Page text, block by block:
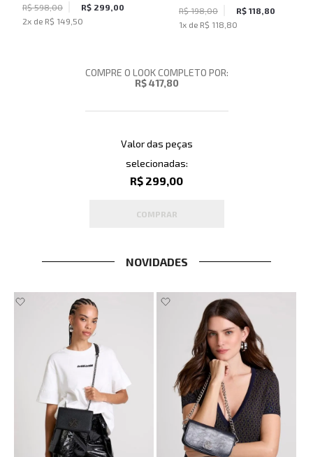
Feminina
R$ 598,00
R$ 299,00
2x de R$ 149,50
Escuro John John Feminina
R$ 198,00
R$ 118,80
1x de R$ 118,80
COMPRE O LOOK COMPLETO POR:
R$ 417,80
Valor das peças
selecionadas:
R$ 299,00
COMPRAR
NOVIDADES